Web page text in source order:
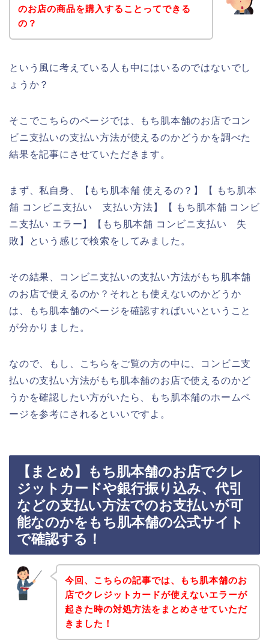
のお店の商品を購入することってできる
の？
という風に考えている人も中にはいるのではないでし
ょうか？
そこでこちらのページでは、もち肌本舗のお店でコン
ビニ支払いの支払い方法が使えるのかどうかを調べた
結果を記事にさせていただきます。
まず、私自身、【もち肌本舗 使えるの？】【 もち肌本
舗 コンビニ支払い 支払い方法】【 もち肌本舗 コンビ
ニ支払い エラー】【もち肌本舗 コンビニ支払い 失
敗】という感じで検索をしてみました。
その結果、コンビニ支払いの支払い方法がもち肌本舗
のお店で使えるのか？それとも使えないのかどうか
は、もち肌本舗のページを確認すればいいということ
が分かりました。
なので、もし、こちらをご覧の方の中に、コンビニ支
払いの支払い方法がもち肌本舗のお店で使えるのかど
うかを確認したい方がいたら、もち肌本舗のホームペ
ージを参考にされるといいですよ。
【まとめ】もち肌本舗のお店でクレ
ジットカードや銀行振り込み、代引
などの支払い方法でのお支払いが可
能なのかをもち肌本舗の公式サイト
で確認する！
今回、こちらの記事では、もち肌本舗のお
店でクレジットカードが使えないエラーが
起きた時の対処方法をまとめさせていただ
きました！